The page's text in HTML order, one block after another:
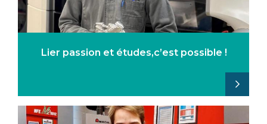
Lier passion et études,c’est possible !